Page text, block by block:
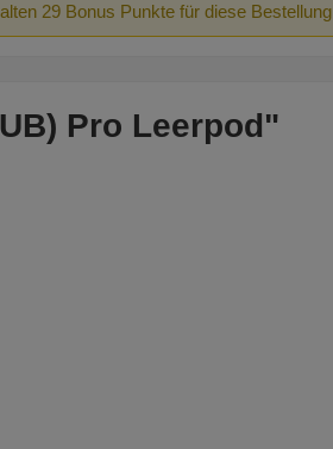
29 Bonus Punkte für diese Bestellung
Pro Leerpod"